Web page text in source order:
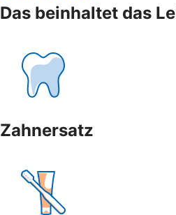
Das beinhaltet das
Zahnersatz